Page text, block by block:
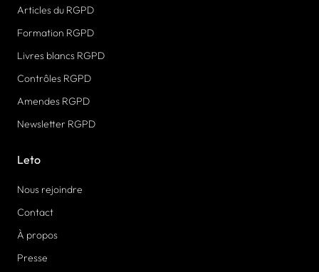
Articles du RGPD
Formation RGPD
Livres blancs RGPD
Contrôles RGPD
Amendes RGPD
Newsletter RGPD
Leto
Nous rejoindre
Contact
À propos
Presse